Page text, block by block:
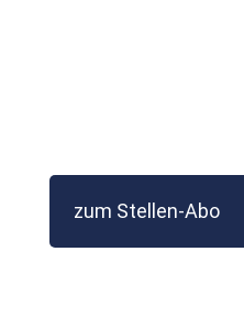
zum Stellen-Abo